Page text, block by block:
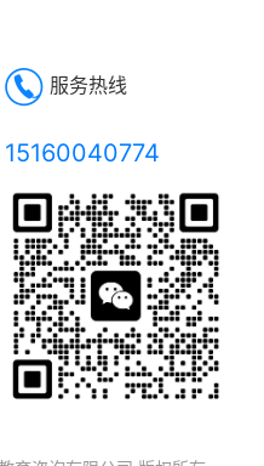
服务热线
15160040774